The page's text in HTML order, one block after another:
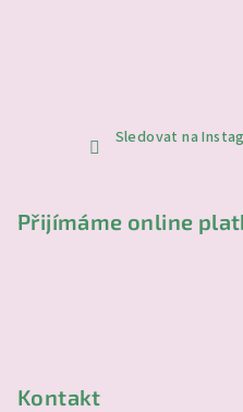
Sledovat na
Přijímáme online
Kontakt